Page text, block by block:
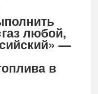
любой,
—
в